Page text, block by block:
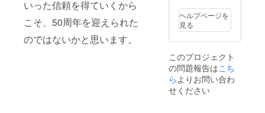
いった信頼を得ていくから
こそ、50周年を迎えられた
のではないかと思います。
ヘルプページを
見る
このプロジェクト
の問題報告はこち
らよりお問い合わ
せください